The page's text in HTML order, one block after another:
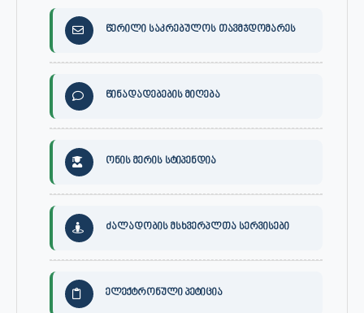
წერილი საკრებულოს თავმჯდომარეს
წინადადებების მიღება
ონის მერის სტიპენდია
ძალადობის მსხვერპლთა სერვისები
ელექტრონული პეტიცია